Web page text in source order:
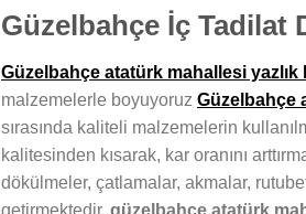
Güzelbahçe İç Tadilat
Güzelbahçe atatürk mahallesi yazlık
malzemelerle boyuyoruz Güzelbahçe
sırasında kaliteli malzemelerin
kalitesinden kısarak, kar oranını
dökülmeler, çatlamalar, akmalar,
getirmektedir. güzelbahçe atatürk